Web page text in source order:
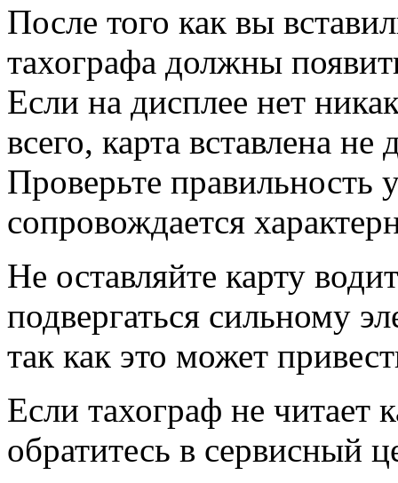
После того как вы
тахографа должны
Если на дисплее нет
всего, карта вставлена
Проверьте правильность
сопровождается
Не оставляйте карту
подвергаться сильному
так как это может
Если тахограф не читает
обратитесь в сервисный